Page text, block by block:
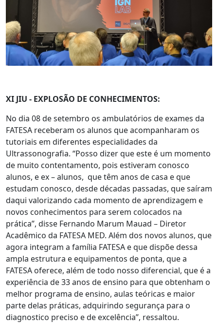
XI JIU - EXPLOSÃO DE CONHECIMENTOS:
No dia 08 de setembro os ambulatórios de exames da
FATESA receberam os alunos que acompanharam os
tutoriais em diferentes especialidades da
Ultrassonografia. “Posso dizer que este é um momento
de muito contentamento, pois estiveram conosco
alunos, e ex – alunos, que têm anos de casa e que
estudam conosco, desde décadas passadas, que saíram
daqui valorizando cada momento de aprendizagem e
novos conhecimentos para serem colocados na
prática”, disse Fernando Marum Mauad – Diretor
Acadêmico da FATESA MED. Além dos novos alunos, que
agora integram a família FATESA e que dispõe dessa
ampla estrutura e equipamentos de ponta, que a
FATESA oferece, além de todo nosso diferencial, que é a
experiência de 33 anos de ensino para que obtenham o
melhor programa de ensino, aulas teóricas e maior
parte delas práticas, adquirindo segurança para o
diagnostico preciso e de excelência”, ressaltou.